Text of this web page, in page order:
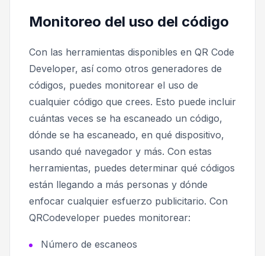
Monitoreo del uso del código
Con las herramientas disponibles en QR Code
Developer, así como otros generadores de
códigos, puedes monitorear el uso de
cualquier código que crees. Esto puede incluir
cuántas veces se ha escaneado un código,
dónde se ha escaneado, en qué dispositivo,
usando qué navegador y más. Con estas
herramientas, puedes determinar qué códigos
están llegando a más personas y dónde
enfocar cualquier esfuerzo publicitario. Con
QRCodeveloper puedes monitorear:
Número de escaneos